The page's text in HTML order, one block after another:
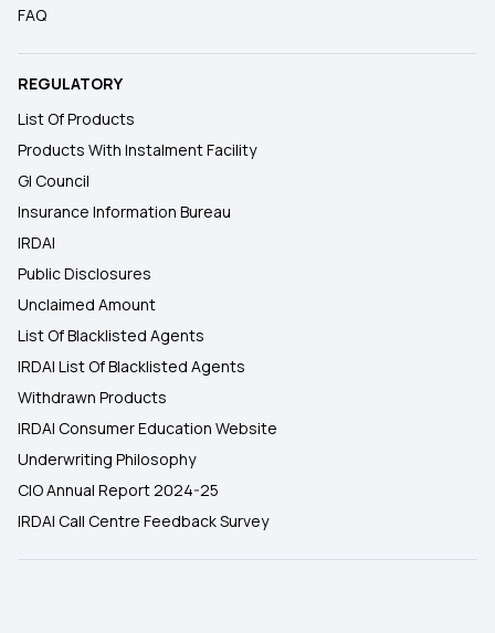
FAQ
REGULATORY
List Of Products
Products With Instalment Facility
GI Council
Insurance Information Bureau
IRDAI
Public Disclosures
Unclaimed Amount
List Of Blacklisted Agents
IRDAI List Of Blacklisted Agents
Withdrawn Products
IRDAI Consumer Education Website
Underwriting Philosophy
CIO Annual Report 2024-25
IRDAI Call Centre Feedback Survey